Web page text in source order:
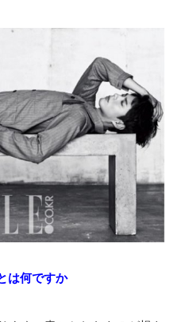
は何ですか